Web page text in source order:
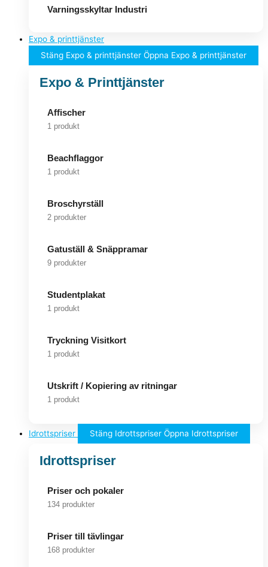
Varningsskyltar Industri
Expo & printtjänster
Stäng Expo & printtjänster Öppna Expo & printtjänster
Expo & Printtjänster
Affischer
1 produkt
Beachflaggor
1 produkt
Broschyrställ
2 produkter
Gatuställ & Snäppramar
9 produkter
Studentplakat
1 produkt
Tryckning Visitkort
1 produkt
Utskrift / Kopiering av ritningar
1 produkt
Idrottspriser Stäng Idrottspriser Öppna Idrottspriser
Idrottspriser
Priser och pokaler
134 produkter
Priser till tävlingar
168 produkter